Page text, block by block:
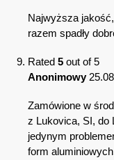
Najwyższa
razem spadły
Rated 5 out of 5
Anonimowy
Zamówione w
z Lukovica, SI, do
jedynym
form